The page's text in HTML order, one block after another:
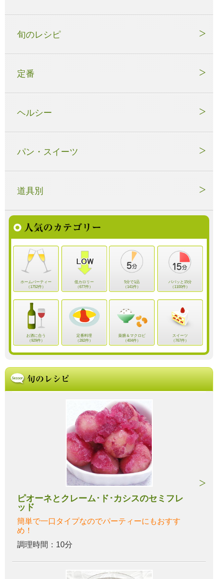
旬のレシピ
定番
ヘルシー
パン・スイーツ
道具別
ホームパーティー
（1752件）
低カロリー
（677件）
5分で1品
（141件）
パパッと15分
（1100件）
お酒に合う
（929件）
定番料理
（282件）
薬膳＆マクロビ
（404件）
スイーツ
（767件）
ピオーネとクレーム･ド･カシスのセミフレ
ッド
簡単で一口タイプなのでパーティーにもおすす
め！
調理時間：10分